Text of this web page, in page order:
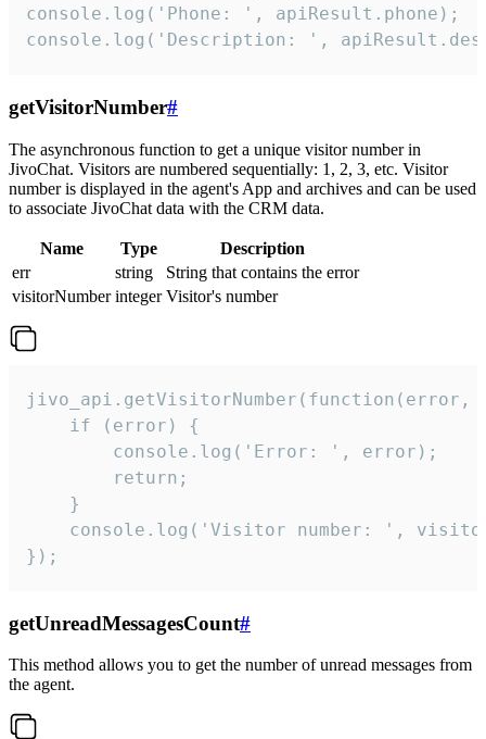
console.log('Phone: ', apiResult.phone);
console.log('Description: ',
getVisitorNumber#
The asynchronous function to get a unique visitor number in
JivoChat. Visitors are numbered sequentially: 1, 2, 3, etc. Visitor
number is displayed in the agent's App and archives and can be used
to associate JivoChat data with the CRM data.
Name Type
Description
err
string
String that contains the error
visitorNumber integer Visitor's number
jivo_api.getVisitorNumber(function(error,
    if (error) {
        console.log('Error: ', error);
        return;
    }
console.log('Visitor number: ',
});
getUnreadMessagesCount#
This method allows you to get the number of unread messages from
the agent.